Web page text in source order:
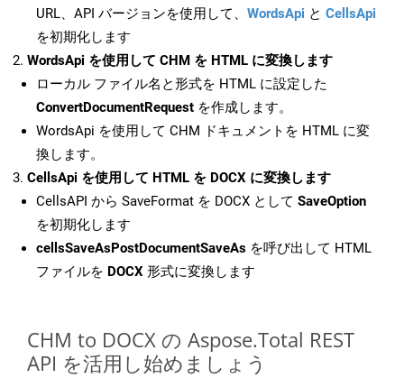
URL、API バージョンを使用して、 WordsApi と CellsApi
を初期化します
WordsApi を使用して CHM を HTML に変換します
ローカル ファイル名と形式を HTML に設定した
ConvertDocumentRequest を作成します。
WordsApi を使用して CHM ドキュメントを HTML に変
換します。
CellsApi を使用して HTML を DOCX に変換します
CellsAPI から SaveFormat を DOCX として SaveOption
を初期化します
cellsSaveAsPostDocumentSaveAs を呼び出して HTML
ファイルを DOCX 形式に変換します
CHM to DOCX の Aspose.Total REST
API を活用し始めましょう